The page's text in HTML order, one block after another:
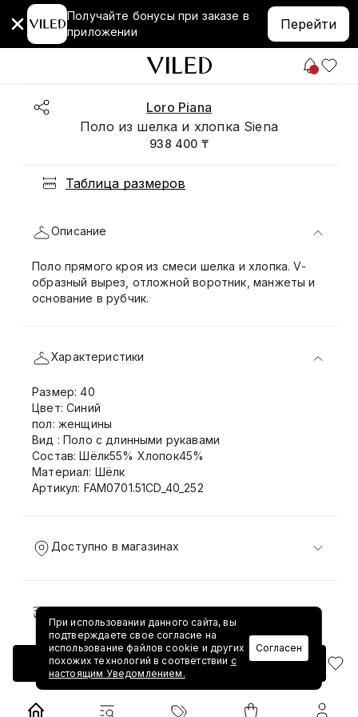
Получайте бонусы при заказе в
приложении
Перейти
Loro Piana
Поло из шелка и хлопка Siena
938 400 ₸
Таблица размеров
Добавить в корзину
Описание
Поло прямого кроя из смеси шелка и хлопка. V-
образный вырез, отложной воротник, манжеты и
основание в рубчик.
Характеристики
Размер: 40
Цвет: Синий
пол: женщины
Вид : Поло с длинными рукавами
Состав: Шёлк55% Хлопок45%
Материал: Шёлк
Артикул: FAM0701.51CD_40_252
Доступно в магазинах
Доставка и возврат
При использовании данного сайта, вы
подтверждаете свое согласие на
использование файлов cookie и других
похожих технологий в соответствии с
настоящим Уведомлением.
Согласен